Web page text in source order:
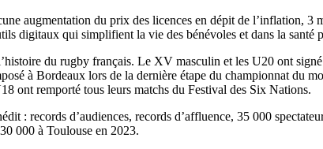
augmentation du prix des licences en dépit de l’inflation,
digitaux qui simplifient la vie des bénévoles et dans la santé
du rugby français. Le XV masculin et les U20 ont
à Bordeaux lors de la dernière étape du championnat du
ont remporté tous leurs matchs du Festival des Six Nations.
: records d’audiences, records d’affluence, 35 000
000 à Toulouse en 2023.